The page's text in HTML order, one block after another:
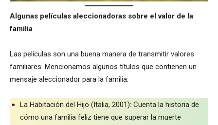
Algunas películas aleccionadoras sobre el valor de la
familia
Las películas son una buena manera de transmitir valores
familiares. Mencionamos algunos títulos que contienen un
mensaje aleccionador para la familia:
La Habitación del Hijo (Italia, 2001): Cuenta la historia de
cómo una familia feliz tiene que superar la muerte